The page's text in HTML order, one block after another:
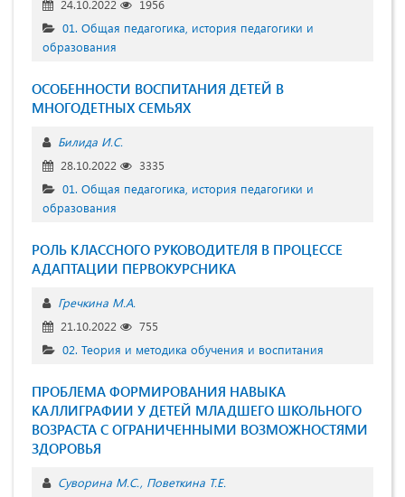
24.10.2022
1956
01. Общая педагогика, история педагогики и
образования
ОСОБЕННОСТИ ВОСПИТАНИЯ ДЕТЕЙ В
МНОГОДЕТНЫХ СЕМЬЯХ
Билида И.С.
28.10.2022
3335
01. Общая педагогика, история педагогики и
образования
РОЛЬ КЛАССНОГО РУКОВОДИТЕЛЯ В ПРОЦЕССЕ
АДАПТАЦИИ ПЕРВОКУРСНИКА
Гречкина М.А.
21.10.2022
755
02. Теория и методика обучения и воспитания
ПРОБЛЕМА ФОРМИРОВАНИЯ НАВЫКА
КАЛЛИГРАФИИ У ДЕТЕЙ МЛАДШЕГО ШКОЛЬНОГО
ВОЗРАСТА С ОГРАНИЧЕННЫМИ ВОЗМОЖНОСТЯМИ
ЗДОРОВЬЯ
Суворина М.С. Поветкина Т.Е.